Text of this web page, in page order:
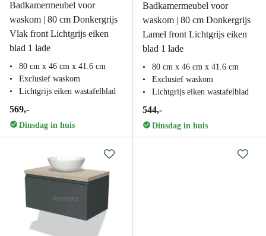
Badkamermeubel voor
waskom | 80 cm Donkergrijs
Vlak front Lichtgrijs eiken
blad 1 lade
80 cm x 46 cm x 41.6 cm
Exclusief waskom
Lichtgrijs eiken wastafelblad
569,-
Dinsdag in huis
Badkamermeubel voor
waskom | 80 cm Donkergrijs
Lamel front Lichtgrijs eiken
blad 1 lade
80 cm x 46 cm x 41.6 cm
Exclusief waskom
Lichtgrijs eiken wastafelblad
544,-
Dinsdag in huis